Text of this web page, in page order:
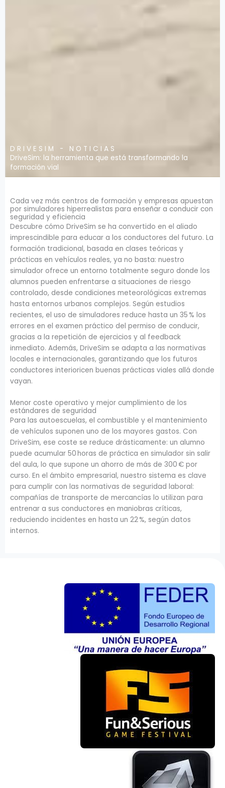
DRIVESIM - NOTICIAS
DriveSim: la herramienta que está transformando la
formación vial
Cada vez más centros de formación y empresas apuestan
por simuladores hiperrealistas para enseñar a conducir con
seguridad y eficiencia
Descubre cómo DriveSim se ha convertido en el aliado
imprescindible para educar a los conductores del futuro. La
formación tradicional, basada en clases teóricas y
prácticas en vehículos reales, ya no basta: nuestro
simulador ofrece un entorno totalmente seguro donde los
alumnos pueden enfrentarse a situaciones de riesgo
controlado, desde condiciones meteorológicas extremas
hasta entornos urbanos complejos. Según estudios
recientes, el uso de simuladores reduce hasta un 35 % los
errores en el examen práctico del permiso de conducir,
gracias a la repetición de ejercicios y al feedback
inmediato. Además, DriveSim se adapta a las normativas
locales e internacionales, garantizando que los futuros
conductores interioricen buenas prácticas viales allá donde
vayan.
Menor coste operativo y mejor cumplimiento de los
estándares de seguridad
Para las autoescuelas, el combustible y el mantenimiento
de vehículos suponen uno de los mayores gastos. Con
DriveSim, ese coste se reduce drásticamente: un alumno
puede acumular 50 horas de práctica en simulador sin salir
del aula, lo que supone un ahorro de más de 300 € por
curso. En el ámbito empresarial, nuestro sistema es clave
para cumplir con las normativas de seguridad laboral:
compañías de transporte de mercancías lo utilizan para
entrenar a sus conductores en maniobras críticas,
reduciendo incidentes en hasta un 22 %, según datos
internos.